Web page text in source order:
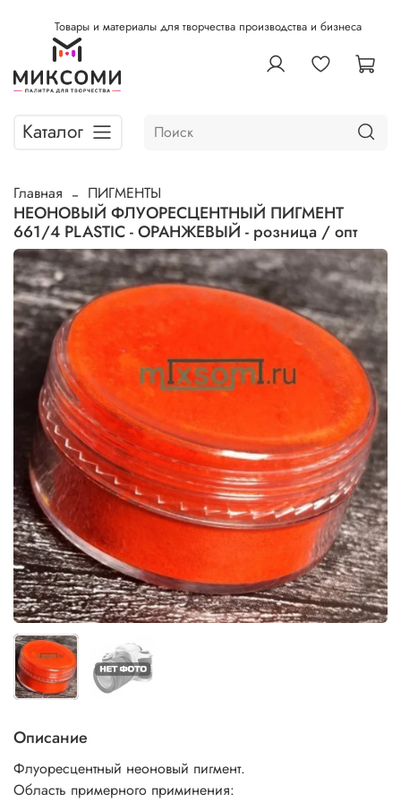
Товары и материалы для творчества производства и бизнеса
Каталог
Главная ПИГМЕНТЫ
НЕОНОВЫЙ ФЛУОРЕСЦЕНТНЫЙ ПИГМЕНТ
661/4 PLASTIC - ОРАНЖЕВЫЙ - розница / опт
Описание
Флуоресцентный неоновый пигмент.
Область примерного приминения: